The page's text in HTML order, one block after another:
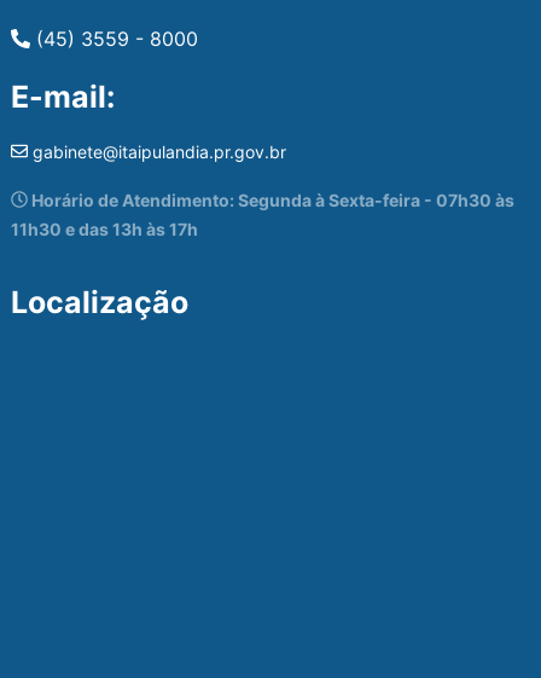
(45) 3559 - 8000
E-mail:
gabinete@itaipulandia.pr.gov.br
Horário de Atendimento: Segunda à Sexta-feira - 07h30 às
11h30 e das 13h às 17h
Localização